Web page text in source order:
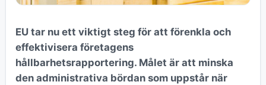
EU tar nu ett viktigt steg för att förenkla och
effektivisera företagens
hållbarhetsrapportering. Målet är att minska
den administrativa bördan som uppstår när